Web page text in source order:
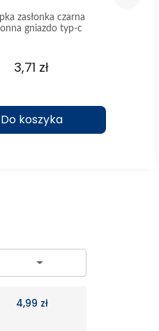
zasłonka czarna
gniazdo typ-c
3,71 zł
Do koszyka
4,99 zł